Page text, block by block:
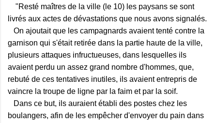
"Resté maîtres de la ville (le 10) les paysans se sont
livrés aux actes de dévastations que nous avons signalés.
On ajoutait que les campagnards avaient tenté contre la
garnison qui s'était retirée dans la partie haute de la ville,
plusieurs attaques infructueuses, dans lesquelles ils
avaient perdu un assez grand nombre d'hommes, que,
rebuté de ces tentatives inutiles, ils avaient entrepris de
vaincre la troupe de ligne par la faim et par la soif.
Dans ce but, ils auraient établi des postes chez les
boulangers, afin de les empêcher d'envoyer du pain dans